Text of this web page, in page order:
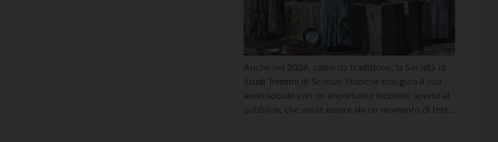
Anche nel 2026, come da tradizione, la Società di
Studi Trentini di Scienze Storiche inaugura il suo
anno sociale con un importante incontro aperto al
pubblico, che vuole essere sia un momento di festa